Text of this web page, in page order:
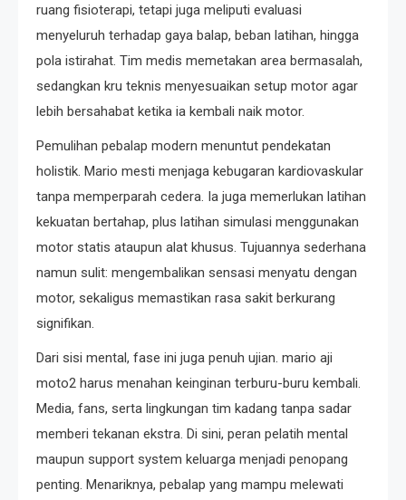
ruang fisioterapi, tetapi juga meliputi evaluasi
menyeluruh terhadap gaya balap, beban latihan, hingga
pola istirahat. Tim medis memetakan area bermasalah,
sedangkan kru teknis menyesuaikan setup motor agar
lebih bersahabat ketika ia kembali naik motor.
Pemulihan pebalap modern menuntut pendekatan
holistik. Mario mesti menjaga kebugaran kardiovaskular
tanpa memperparah cedera. Ia juga memerlukan latihan
kekuatan bertahap, plus latihan simulasi menggunakan
motor statis ataupun alat khusus. Tujuannya sederhana
namun sulit: mengembalikan sensasi menyatu dengan
motor, sekaligus memastikan rasa sakit berkurang
signifikan.
Dari sisi mental, fase ini juga penuh ujian. mario aji
moto2 harus menahan keinginan terburu-buru kembali.
Media, fans, serta lingkungan tim kadang tanpa sadar
memberi tekanan ekstra. Di sini, peran pelatih mental
maupun support system keluarga menjadi penopang
penting. Menariknya, pebalap yang mampu melewati